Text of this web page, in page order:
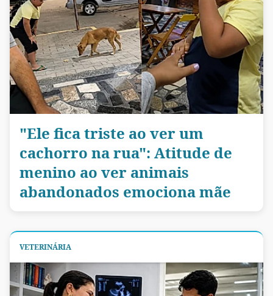
"Ele fica triste ao ver um
cachorro na rua": Atitude de
menino ao ver animais
abandonados emociona mãe
VETERINÁRIA